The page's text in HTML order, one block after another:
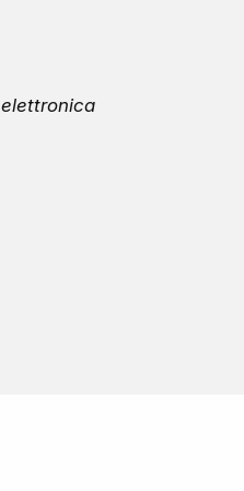
elettronica